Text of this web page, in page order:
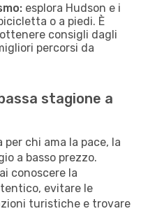
esplora Hudson e i
o a piedi. È
consigli dagli
percorsi da
stagione a
chi ama la pace, la
a basso prezzo.
conoscere la
evitare le
turistiche e trovare